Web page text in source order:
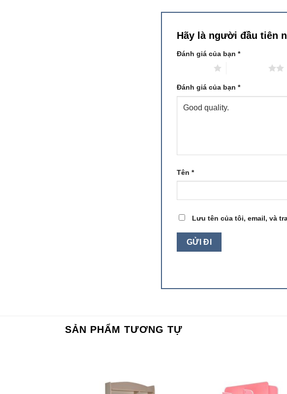
Hãy là người đầu tiên
Đánh giá của bạn *
Đánh giá của bạn *
Tên *
Lưu tên của tôi, email, và
SẢN PHẨM TƯƠNG TỰ